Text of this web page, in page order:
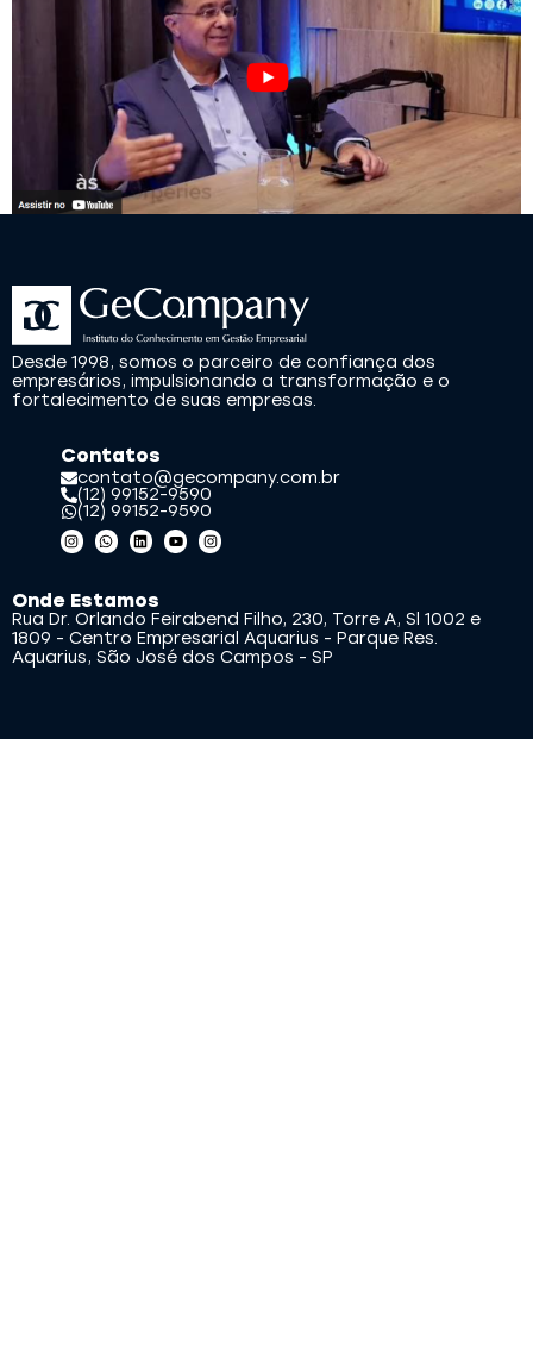
Desde 1998, somos o parceiro de confiança dos
empresários, impulsionando a transformação e o
fortalecimento de suas empresas.
Contatos
contato@gecompany.com.br
(12) 99152-9590
(12) 99152-9590
Onde Estamos
Rua Dr. Orlando Feirabend Filho, 230, Torre A, Sl 1002 e
1809 - Centro Empresarial Aquarius - Parque Res.
Aquarius, São José dos Campos - SP